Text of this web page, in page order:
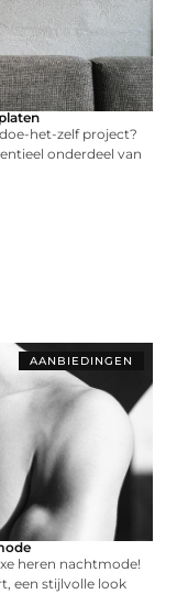
het-zelf project?
onderdeel van
AANBIEDINGEN
heren nachtmode!
een stijlvolle look